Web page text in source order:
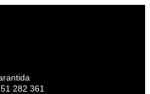
282 361